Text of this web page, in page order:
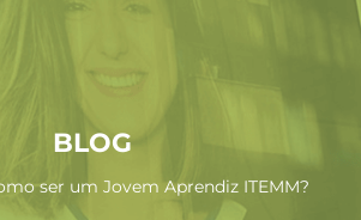
BLOG
ser um Jovem Aprendiz ITEMM?